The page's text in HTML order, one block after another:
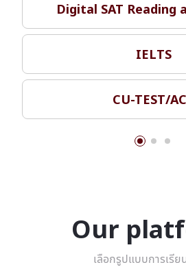
Digital SAT Reading
IELTS
CU-TEST/
Our
เลือกรูปแบบการเรี